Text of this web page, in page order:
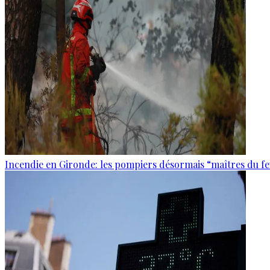
Incendie en Gironde: les pompiers désormais “maîtres du